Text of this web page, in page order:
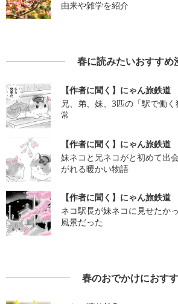
由来や雑学を紹介
春に読みたいおすすめ
【作者に聞く】にゃん旅鉄道
兄、弟、妹、3匹の「駅で働
常
【作者に聞く】にゃん旅鉄道
妹ネコと兄ネコがと初めて出
がれる暖かい物語
【作者に聞く】にゃん旅鉄道
ネコ駅長が妹ネコに見せたか
風景だった
春のおでかけにおす